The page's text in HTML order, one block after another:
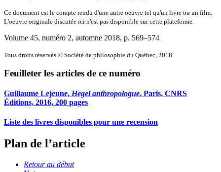
Ce document est le compte rendu d'une autre oeuvre tel qu'un livre ou un film.
L'oeuvre originale discutée ici n'est pas disponible sur cette plateforme.
Volume 45, numéro 2, automne 2018, p. 569–574
Tous droits réservés © Société de philosophie du Québec, 2018
Feuilleter les articles de ce numéro
Guillaume Lejeune, Hegel anthropologue, Paris, CNRS
Éditions, 2016, 200 pages
Liste des livres disponibles pour une recension
Plan de l’article
Retour au début